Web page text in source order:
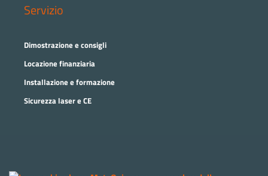
Servizio
Dimostrazione e consigli
Locazione finanziaria
Installazione e formazione
Sicurezza laser e CE